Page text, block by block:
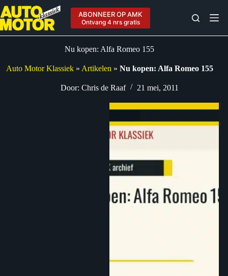
Ga
naar
de
inhoud
ABONNEER OP AMK
Ontvang 4 nrs gratis
Nu kopen: Alfa Romeo 155
Auto Motor Klassiek» Artikelen » Nu kopen: Alfa Romeo 155
Door: Chris de Raaf 21 mei, 2011